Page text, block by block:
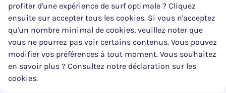
La mise à jour de ce site web a pu être réalisée en partie grâce au
soutien substantiel et financier du SPF Mobilité & Transports.
profiter d'une expérience de surf optimale ? Cliquez
ensuite sur accepter tous les cookies. Si vous n'acceptez
qu'un nombre minimal de cookies, veuillez noter que
vous ne pourrez pas voir certains contenus. Vous pouvez
modifier vos préférences à tout moment. Vous souhaitez
en savoir plus ? Consultez notre déclaration sur les
cookies.